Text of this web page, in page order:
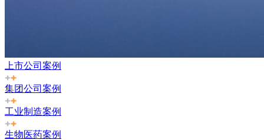
上市公司案例
集团公司案例
工业制造案例
生物医药案例